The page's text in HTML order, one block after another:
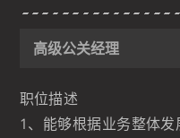
高级公关经理
职位描述
1、能够根据业务整体